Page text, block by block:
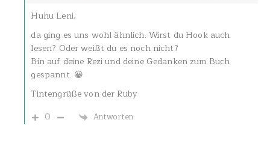
Huhu Leni,
da ging es uns wohl ähnlich. Wirst du Hook auch
lesen? Oder weißt du es noch nicht?
Bin auf deine Rezi und deine Gedanken zum Buch
gespannt. 😀
Tintengrüße von der Ruby
0
Antworten